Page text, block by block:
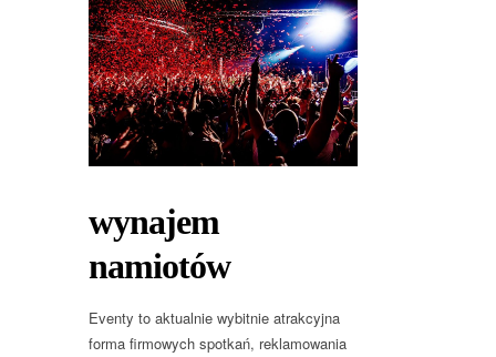
wynajem
namiotów
Eventy to aktualnie wybitnie atrakcyjna
forma firmowych spotkań, reklamowania